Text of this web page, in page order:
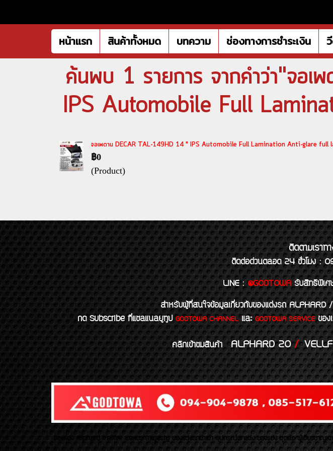
หน้าแรก สินค้าทั้งหมด บทความ ช่องทางการชำระเงิน
ค้นพบ 1 รายการ จากคำว่า"จอ
IPS Automobile Full
จอเพดาน DECAR TAL-149HD 14 " IPS Automobile Full Lamination Anti-glare full
฿0
(Product)
ติดตามเราทา
ติดต่อด่วนตลอด 24 ชั่วโมง :
LINE : @GODTOWA รับสิทธิพิเศ
สำหรับผู้ที่สนใจข้อมูลเกี่ยวกับของแต่งรถ ALPHARD
กด Subscribe ที่แชลแนลยูทูปGODTOWA CHANNELและGODTOWA SERVICEของ
คลิกเข้าชมสินค้า ALPHARD 20/
ของเเต่ง Alphard Vellfire Lexus Majesty ของเเต่งรถนำเข้า อุปกรณ์ตกแต่ง ของแต่ง ชุดล้อ ผู้เชี่ยวชาญเ